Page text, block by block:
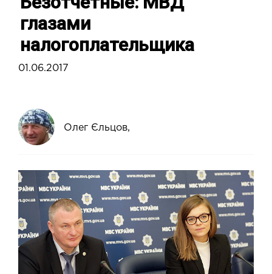
глазами
налогоплательщика
01.06.2017
Олег Єльцов,